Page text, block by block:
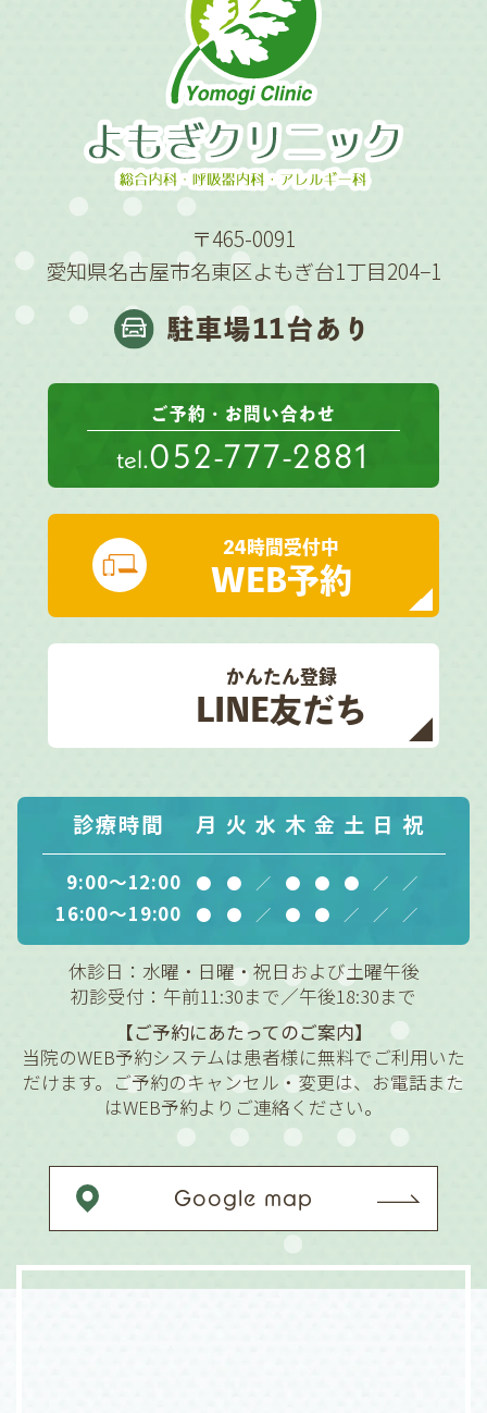
〒465-0091
愛知県名古屋市名東区よもぎ台1丁目204−1
駐車場11台あり
ご予約・お問い合わせ
tel.052-777-2881
24時間受付中
WEB予約
かんたん登録
LINE友だち
診療時間 月 火 水 木 金 土 日 祝
9:00～12:00 ● ● ／ ● ● ● ／ ／
16:00～19:00 ● ● ／ ● ● ／ ／ ／
休診日：水曜・日曜・祝日および土曜午後
初診受付：午前11:30まで／午後18:30まで
【ご予約にあたってのご案内】
当院のWEB予約システムは患者様に無料でご利用いた
だけます。ご予約のキャンセル・変更は、お電話また
はWEB予約よりご連絡ください。
Google map